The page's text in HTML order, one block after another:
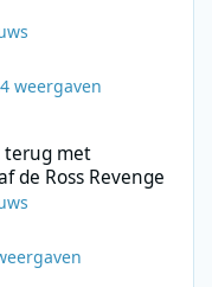
weergaven
terug met
de Ross Revenge